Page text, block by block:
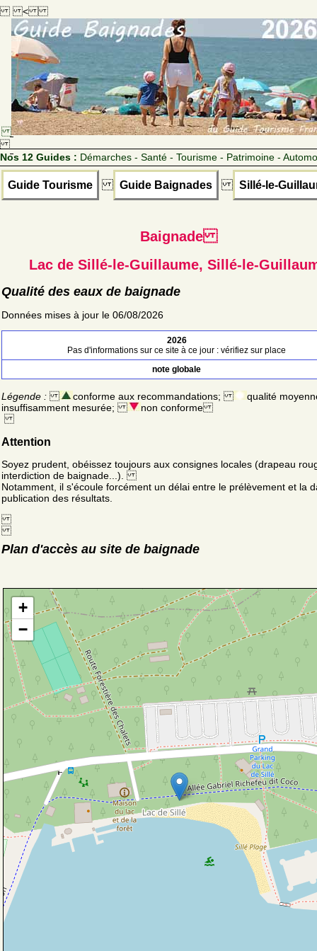
<
Nos 12 Guides : Démarches - Santé - Tourisme - Patrimoine -
Guide Tourisme Guide Baignades Sillé-le-
Baignade
Lac de Sillé-le-Guillaume, Sillé-le-
Qualité des eaux de baignade
Données mises à jour le 06/08/2026
2026
Pas d'informations sur ce site à ce jour : vérifiez sur place
note globale
Légende : conforme aux recommandations;
qualité
insuffisamment mesurée;
non conforme
Attention
Soyez prudent, obéissez toujours aux consignes locales (drapeau
interdiction de baignade...).
Notamment, il s'écoule forcément un délai entre le prélèvement et la
publication des résultats.
Plan d'accès au site de baignade
+
−